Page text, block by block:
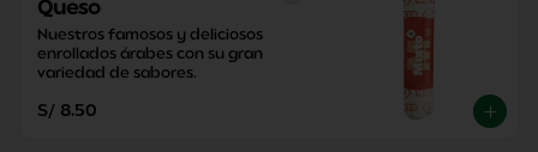
Queso
Nuestros famosos y deliciosos
enrollados árabes con su gran
variedad de sabores.
S/ 8.50